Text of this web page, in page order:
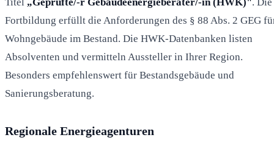
Fortbildung erfüllt die Anforderungen des § 88 Abs. 2 GEG
Wohngebäude im Bestand. Die HWK-Datenbanken listen
Absolventen und vermitteln Aussteller in Ihrer Region.
Besonders empfehlenswert für Bestandsgebäude und
Sanierungsberatung.
Regionale Energieagenturen